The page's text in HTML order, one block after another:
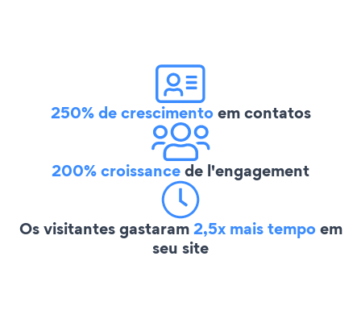
250% de crescimentoem contatos
200% croissancede l'engagement
Os visitantes gastaram2,5x mais tempoem
seu site